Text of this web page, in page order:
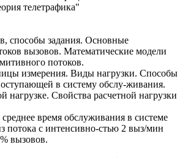
телетрафика"
способы задания. Основные
вызовов. Математические модели
потоков.
измерения. Виды нагрузки. Способы
в систему обслу-живания.
нагрузке. Свойства расчетной нагрузки
время обслуживания в системе
потока с интенсивно-стью 2 выз/мин
вызовов.